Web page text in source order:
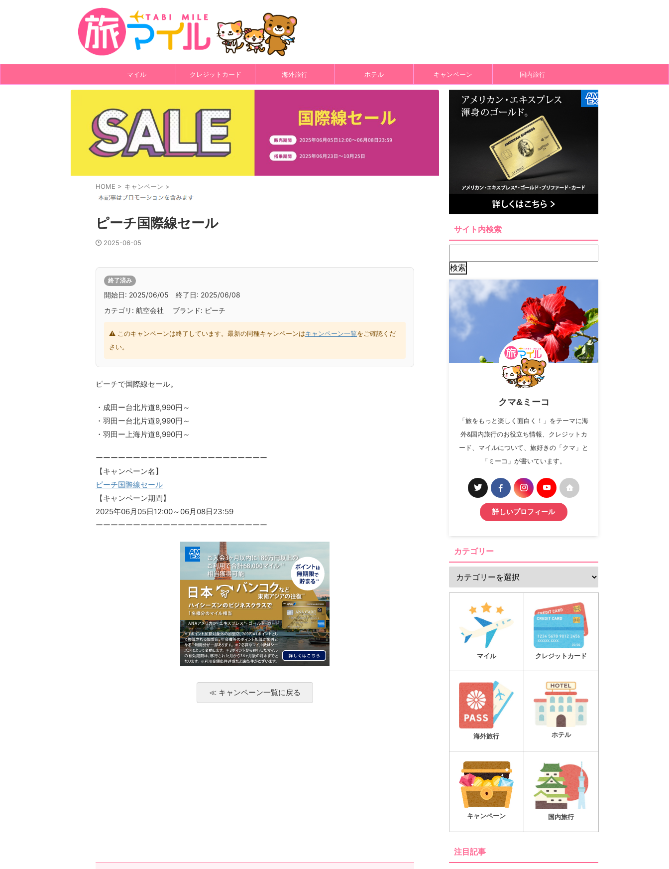
マイル クレジットカード 海外旅行 ホテル キャンペーン 国内旅行
HOME > キャンペーン >
ピーチ国際線セール
2025-06-05
終了済み
開始日: 2025/06/05 終了日: 2025/06/08
カテゴリ: 航空会社 ブランド: ピーチ
⚠ このキャンペーンは終了しています。最新の同種キャンペーンはキャンペーン一覧をご確認くだ
さい。
ピーチで国際線セール。
・成田ー台北片道8,990円～
・羽田ー台北片道9,990円～
・羽田ー上海片道8,990円～
ーーーーーーーーーーーーーーーーーーーーーーー
【キャンペーン名】
ピーチ国際線セール
【キャンペーン期間】
2025年06月05日12:00～06月08日23:59
ーーーーーーーーーーーーーーーーーーーーーーー
≪ キャンペーン一覧に戻る
サイト内検索
クマ&ミーコ
「旅をもっと楽しく面白く！」をテーマに海
外&国内旅行のお役立ち情報、クレジットカ
ード、マイルについて、旅好きの「クマ」と
「ミーコ」が書いています。
詳しいプロフィール
カテゴリー
マイル クレジットカード
海外旅行 ホテル
キャンペーン 国内旅行
注目記事